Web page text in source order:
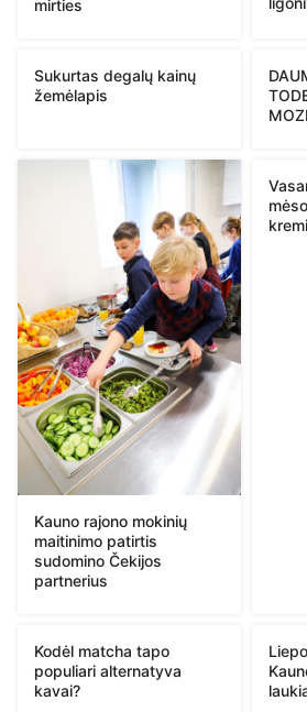
mirties
Sukurtas degalų kainų
žemėlapis
Kauno rajono mokinių
maitinimo patirtis
sudomino Čekijos
partnerius
Kodėl matcha tapo
populiari alternatyva
kavai?